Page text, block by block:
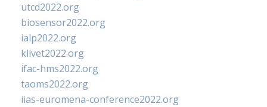
utcd2022.org
biosensor2022.org
ialp2022.org
klivet2022.org
ifac-hms2022.org
taoms2022.org
iias-euromena-conference2022.org